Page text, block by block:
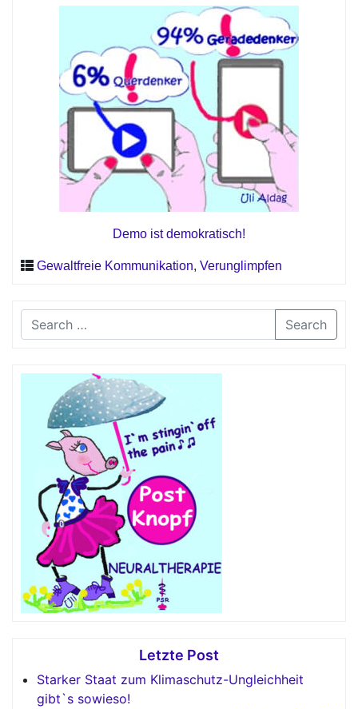
Demo ist demokratisch!
Gewaltfreie Kommunikation, Verunglimpfen
Search
Letzte Post
Starker Staat zum Klimaschutz-Ungleichheit
gibt`s sowieso!